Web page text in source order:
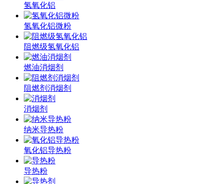
氢氧化铝
氢氧化铝微粉
阻燃级氢氧化铝
燃油消烟剂
阻燃剂消烟剂
消烟剂
纳米导热粉
氧化铝导热粉
导热粉